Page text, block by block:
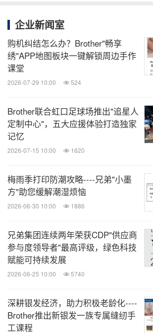
消息来源：兄弟(中国)商业有限公司
微信公众号“全球TMT”
技、媒体、通讯企业的
息、企业并购消息。扫
阅！
关键词：电脑/电子 互联网技术 电脑
般制造业
企业新闻室
购机纠结怎么办？Brother"畅享
绣"APP地图板块一键解锁周边手作
课堂
2026-07-29 10:00 524
Brother联合虹口足球场推出"追星人
定制中心"，五大应援体验打造独家
记忆
2026-07-15 10:00 1620
梅雨季打印防潮攻略----兄弟"小墨
方"助您缓解潮湿烦恼
2026-06-30 10:00 1886
兄弟集团连续两年荣获CDP"供应商
参与度领导者"最高评级，绿色科技
赋能可持续发展
2026-06-25 10:00 5740
深耕银发经济，助力积极老龄化----
Brother推出新银发一族专属缝纫手
工课程